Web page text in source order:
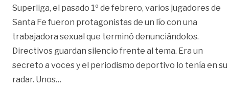
Superliga, el pasado 1º de febrero, varios jugadores de
Santa Fe fueron protagonistas de un lío con una
trabajadora sexual que terminó denunciándolos.
Directivos guardan silencio frente al tema. Era un
secreto a voces y el periodismo deportivo lo tenía en su
radar. Unos…